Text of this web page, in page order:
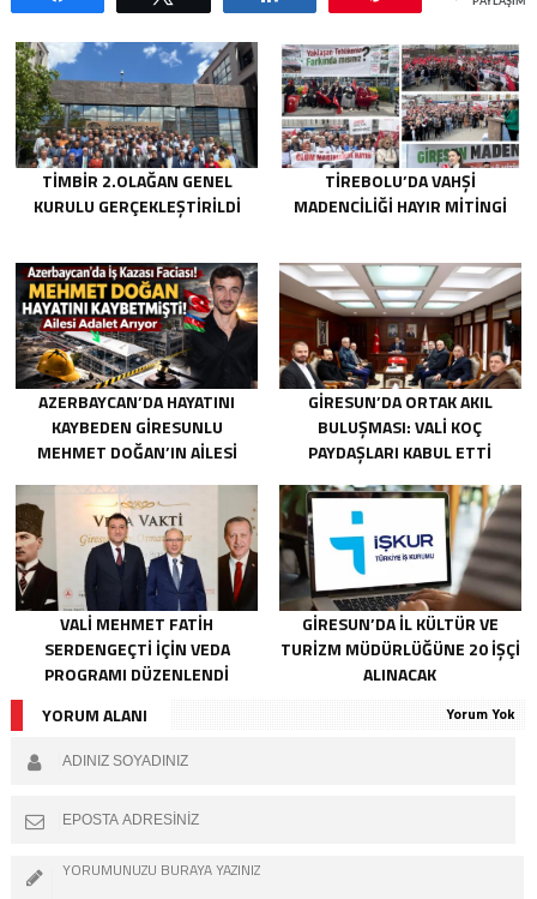
TİMBİR 2.OLAĞAN GENEL
KURULU GERÇEKLEŞTIRILDI
TIREBOLU’DA VAHŞI
MADENCILIĞI HAYIR MITINGI
AZERBAYCAN’DA HAYATINI
KAYBEDEN GIRESUNLU
MEHMET DOĞAN’IN AILESI
GIRESUN’DA ORTAK AKIL
BULUŞMASI: VALI KOÇ
PAYDAŞLARI KABUL ETTI
VALI MEHMET FATIH
SERDENGEÇTI İÇIN VEDA
PROGRAMI DÜZENLENDI
GIRESUN’DA İL KÜLTÜR VE
TURIZM MÜDÜRLÜĞÜNE 20 İŞÇI
ALINACAK
YORUM ALANI
Yorum Yok